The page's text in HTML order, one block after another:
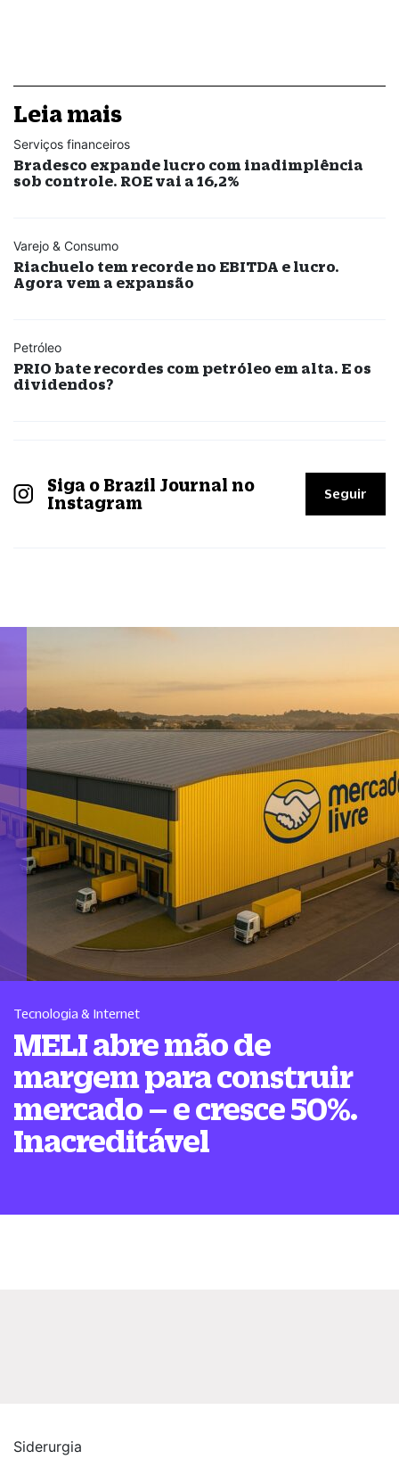
Leia mais
Serviços financeiros
Bradesco expande lucro com inadimplência
sob controle. ROE vai a 16,2%
Varejo & Consumo
Riachuelo tem recorde no EBITDA e lucro.
Agora vem a expansão
Petróleo
PRIO bate recordes com petróleo em alta. E os
dividendos?
Siga o Brazil Journal no
Instagram
Seguir
Tecnologia & Internet
MELI abre mão de
margem para construir
mercado – e cresce 50%.
Inacreditável
Siderurgia